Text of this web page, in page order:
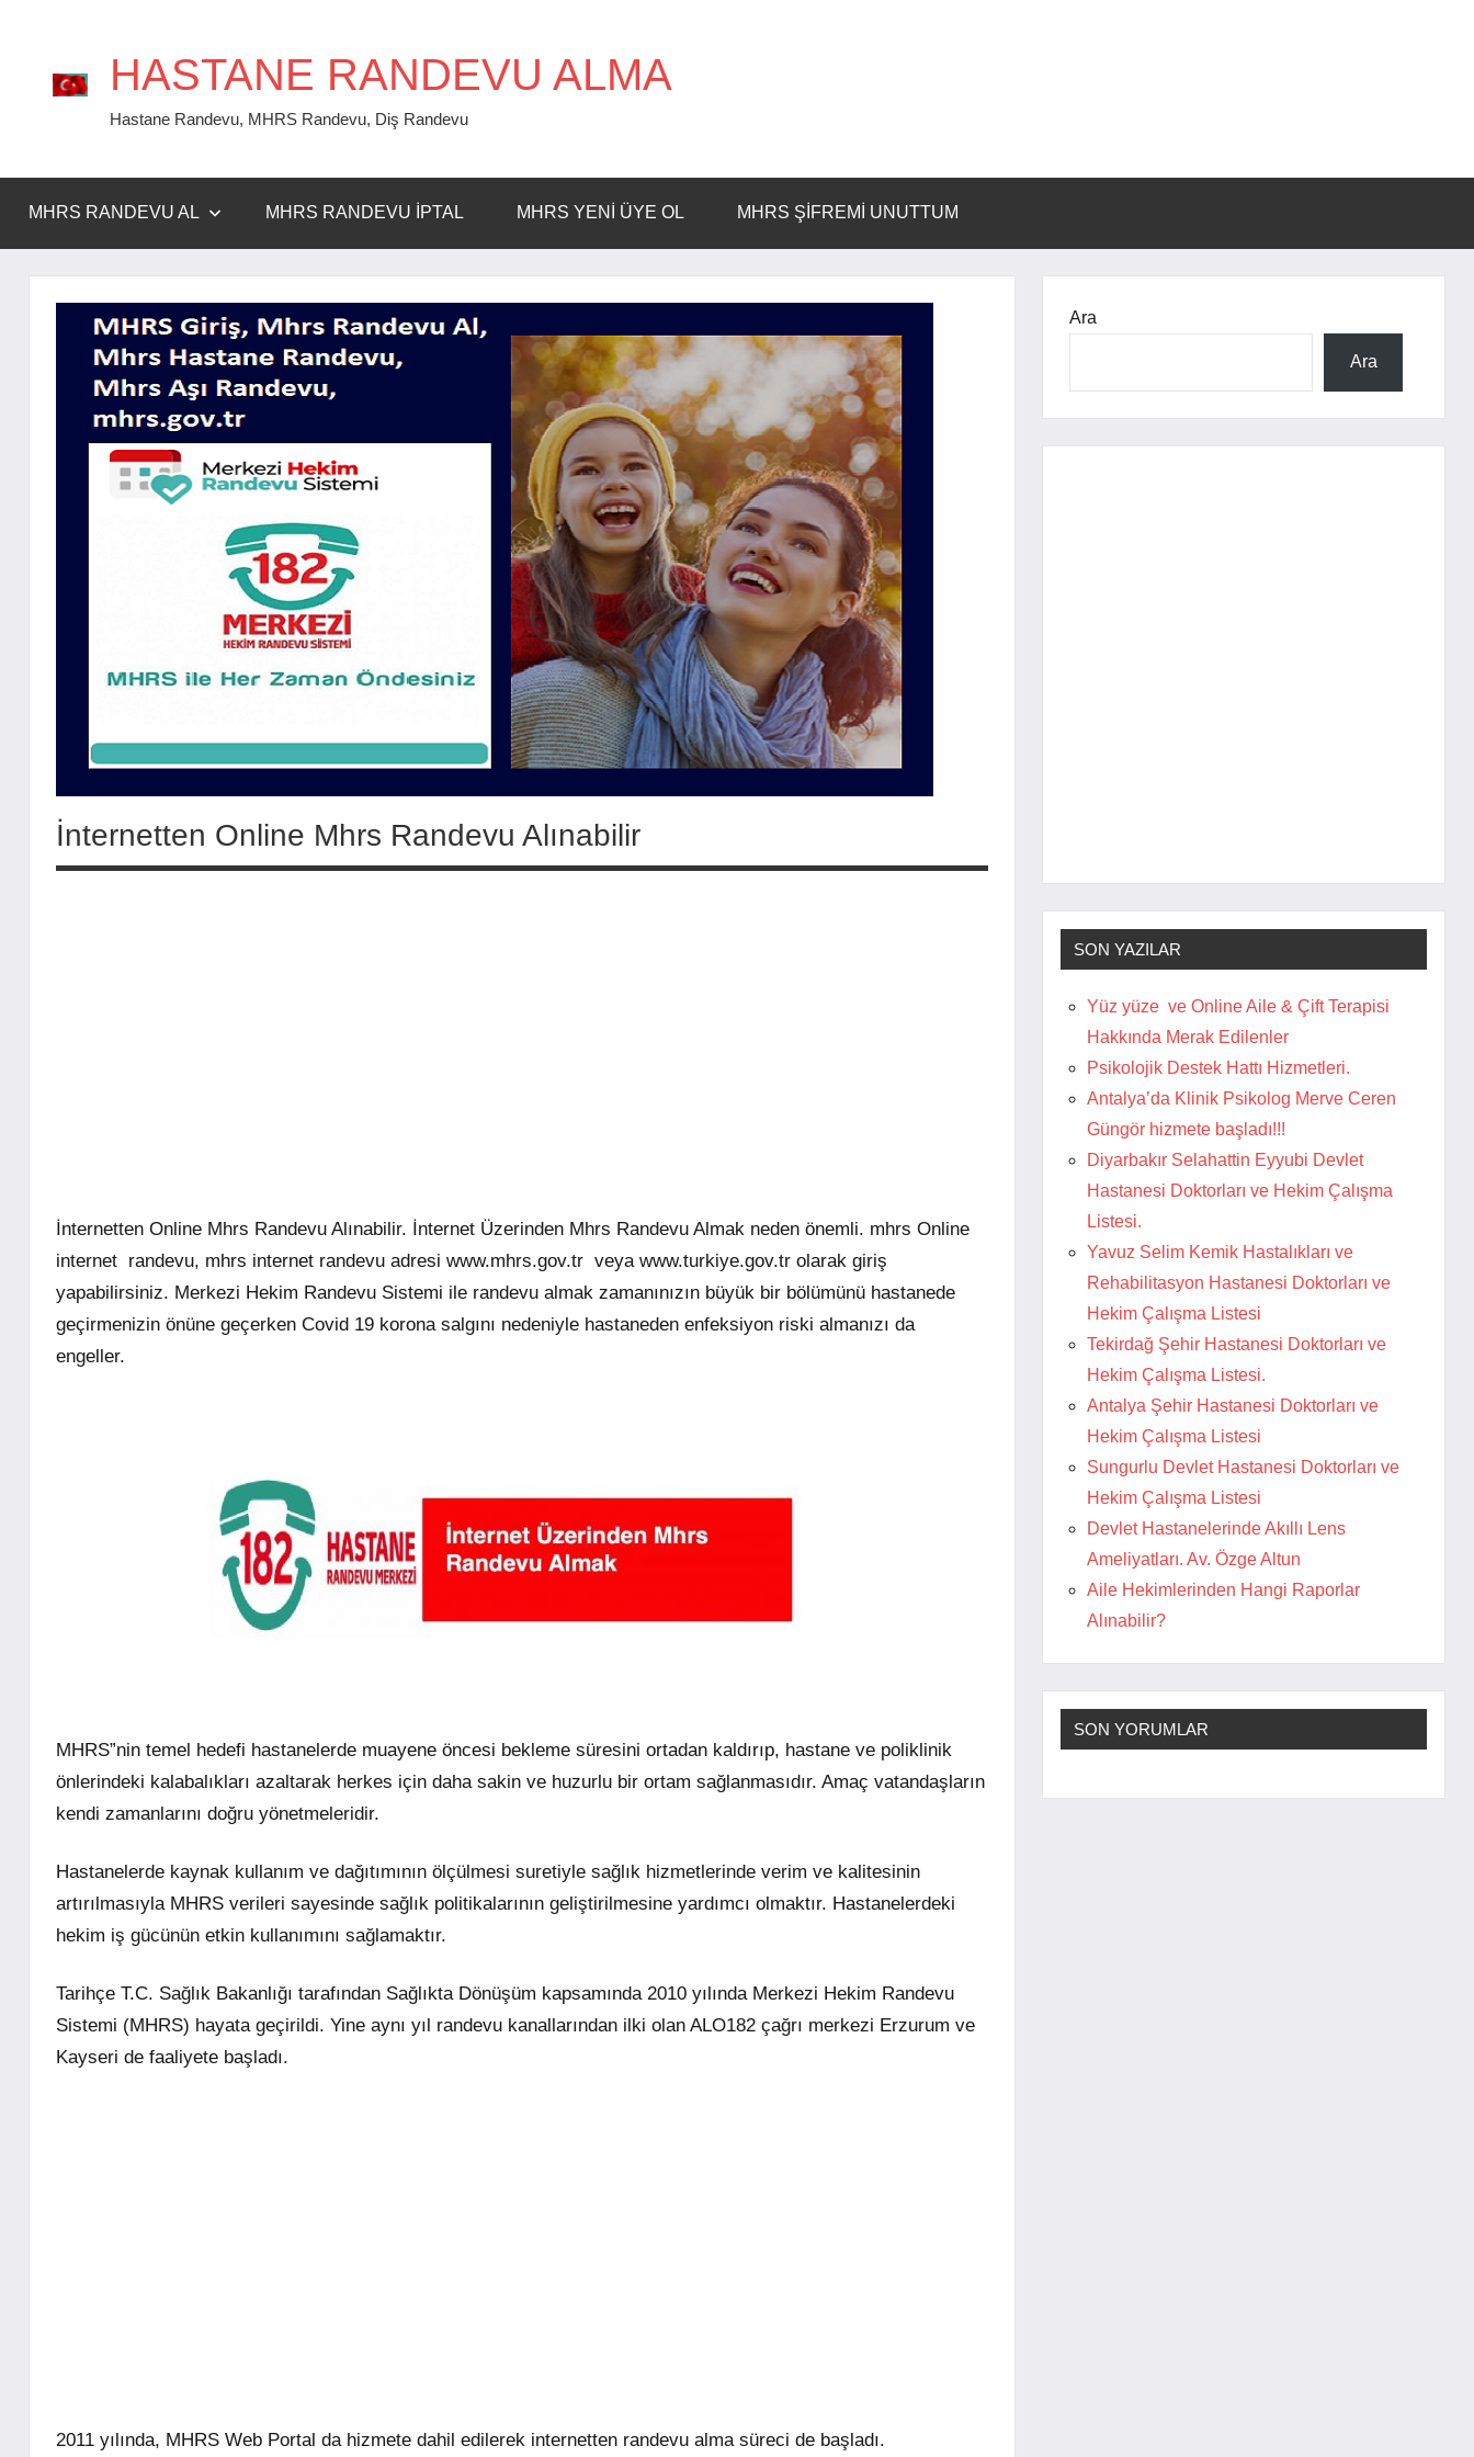
HASTANE RANDEVU ALMA
Hastane Randevu, MHRS Randevu, Diş Randevu
MHRS RANDEVU AL MHRS RANDEVU İPTAL MHRS YENI ÜYE OL MHRS ŞIFREMI UNUTTUM
İnternetten Online Mhrs Randevu Alınabilir
İnternetten Online Mhrs Randevu Alınabilir. İnternet Üzerinden Mhrs Randevu Almak neden önemli. mhrs Online
internet randevu, mhrs internet randevu adresi www.mhrs.gov.tr veya www.turkiye.gov.tr olarak giriş
yapabilirsiniz. Merkezi Hekim Randevu Sistemi ile randevu almak zamanınızın büyük bir bölümünü hastanede
geçirmenizin önüne geçerken Covid 19 korona salgını nedeniyle hastaneden enfeksiyon riski almanızı da
engeller.
MHRS”nin temel hedefi hastanelerde muayene öncesi bekleme süresini ortadan kaldırıp, hastane ve poliklinik
önlerindeki kalabalıkları azaltarak herkes için daha sakin ve huzurlu bir ortam sağlanmasıdır. Amaç vatandaşların
kendi zamanlarını doğru yönetmeleridir.
Hastanelerde kaynak kullanım ve dağıtımının ölçülmesi suretiyle sağlık hizmetlerinde verim ve kalitesinin
artırılmasıyla MHRS verileri sayesinde sağlık politikalarının geliştirilmesine yardımcı olmaktır. Hastanelerdeki
hekim iş gücünün etkin kullanımını sağlamaktır.
Tarihçe T.C. Sağlık Bakanlığı tarafından Sağlıkta Dönüşüm kapsamında 2010 yılında Merkezi Hekim Randevu
Sistemi (MHRS) hayata geçirildi. Yine aynı yıl randevu kanallarından ilki olan ALO182 çağrı merkezi Erzurum ve
Kayseri de faaliyete başladı.
2011 yılında, MHRS Web Portal da hizmete dahil edilerek internetten randevu alma süreci de başladı.
Ara
Ara
SON YAZILAR
Yüz yüze ve Online Aile & Çift Terapisi
Hakkında Merak Edilenler
Psikolojik Destek Hattı Hizmetleri.
Antalya’da Klinik Psikolog Merve Ceren
Güngör hizmete başladı!!!
Diyarbakır Selahattin Eyyubi Devlet
Hastanesi Doktorları ve Hekim Çalışma
Listesi.
Yavuz Selim Kemik Hastalıkları ve
Rehabilitasyon Hastanesi Doktorları ve
Hekim Çalışma Listesi
Tekirdağ Şehir Hastanesi Doktorları ve
Hekim Çalışma Listesi.
Antalya Şehir Hastanesi Doktorları ve
Hekim Çalışma Listesi
Sungurlu Devlet Hastanesi Doktorları ve
Hekim Çalışma Listesi
Devlet Hastanelerinde Akıllı Lens
Ameliyatları. Av. Özge Altun
Aile Hekimlerinden Hangi Raporlar
Alınabilir?
SON YORUMLAR